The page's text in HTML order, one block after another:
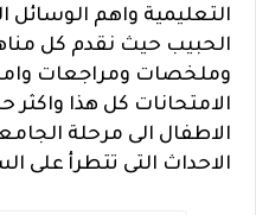
التعليمية واهم الوسائل
الحبيب حيث نقدم كل
وملخصات ومراجعات
الامتحانات كل هذا
الاطفال الى مرحلة
الاحداث التى تتطرأ على